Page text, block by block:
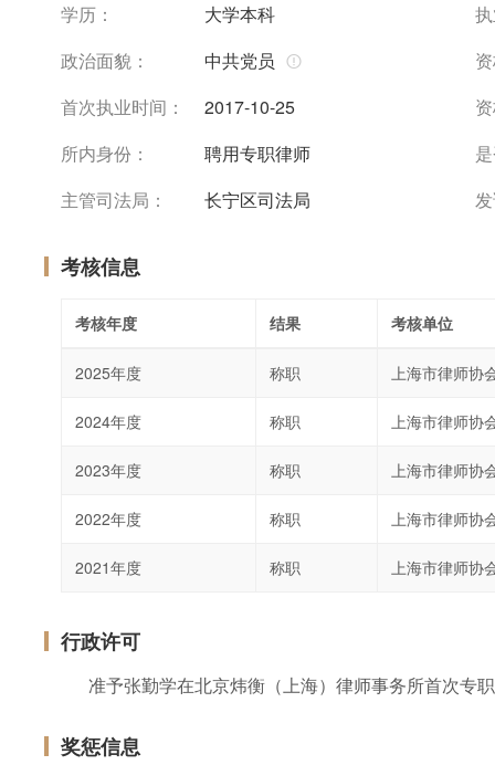
学历：
大学本科
政治面貌：
中共党员
首次执业时间：
2017-10-25
所内身份：
聘用专职律师
主管司法局：
长宁区司法局
考核信息
考核年度 结果 考核单位
2025年度 称职 上海市律师协
2024年度 称职 上海市律师协
2023年度 称职 上海市律师协
2022年度 称职 上海市律师协
2021年度 称职 上海市律师协
行政许可
准予张勤学在北京炜衡（上海）律师事务所首次专
奖惩信息